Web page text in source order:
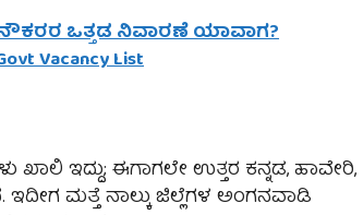
| ನೌಕರರ ಒತ್ತಡ ನಿವಾರಣೆ ಯಾವಾಗ?
Vacancy List
ಖಾಲಿ ಇದ್ದು; ಈಗಾಗಲೇ ಉತ್ತರ ಕನ್ನಡ, ಹಾವೇರಿ,
ಮತ್ತೆ ನಾಲ್ಕು ಜಿಲ್ಲೆಗಳ ಅಂಗನವಾಡಿ